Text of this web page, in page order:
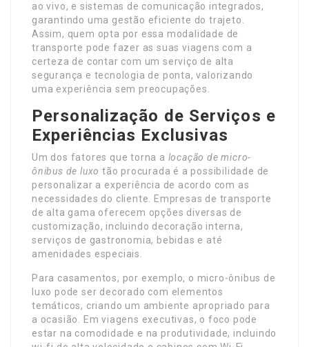
ao vivo, e sistemas de comunicação integrados,
garantindo uma gestão eficiente do trajeto.
Assim, quem opta por essa modalidade de
transporte pode fazer as suas viagens com a
certeza de contar com um serviço de alta
segurança e tecnologia de ponta, valorizando
uma experiência sem preocupações.
Personalização de Serviços e
Experiências Exclusivas
Um dos fatores que torna a locação de micro-
ônibus de luxo tão procurada é a possibilidade de
personalizar a experiência de acordo com as
necessidades do cliente. Empresas de transporte
de alta gama oferecem opções diversas de
customização, incluindo decoração interna,
serviços de gastronomia, bebidas e até
amenidades especiais.
Para casamentos, por exemplo, o micro-ônibus de
luxo pode ser decorado com elementos
temáticos, criando um ambiente apropriado para
a ocasião. Em viagens executivas, o foco pode
estar na comodidade e na produtividade, incluindo